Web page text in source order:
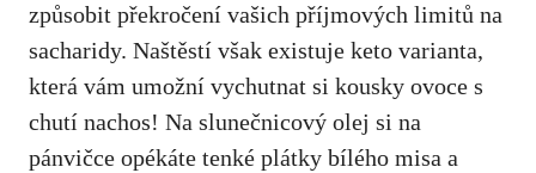
způsobit překročení vašich příjmových limitů na
sacharidy. Naštěstí však existuje keto varianta,
která vám umožní vychutnat si‍ kousky ovoce s
chutí nachos! Na slunečnicový olej si na
pánvičce‍ opékáte tenké plátky bílého misa a⁣